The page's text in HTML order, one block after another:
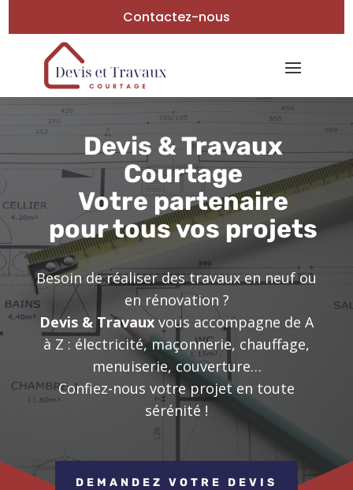
Contactez-nous
Devis & Travaux
Courtage
Votre partenaire
pour tous vos projets
Besoin de réaliser des travaux en neuf ou
en rénovation ?
Devis & Travaux vous accompagne de A
à Z : électricité, maçonnerie, chauffage,
menuiserie, couverture…
Confiez-nous votre projet en toute
sérénité !
DEMANDEZ VOTRE DEVIS